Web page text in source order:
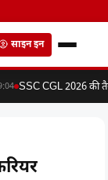
साइन इन
SSC CGL 2026 की